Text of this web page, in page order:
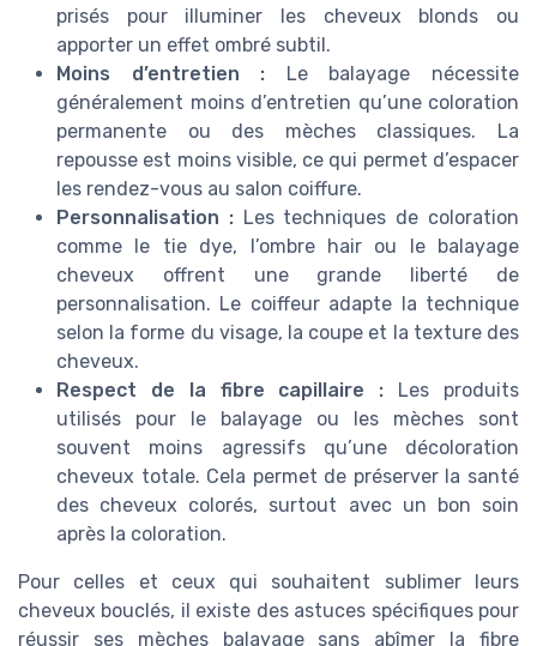
prisés pour illuminer les cheveux blonds ou
apporter un effet ombré subtil.
Moins d’entretien : Le balayage nécessite
généralement moins d’entretien qu’une coloration
permanente ou des mèches classiques. La
repousse est moins visible, ce qui permet d’espacer
les rendez-vous au salon coiffure.
Personnalisation :Les techniques de coloration
comme le tie dye, l’ombre hair ou le balayage
cheveux offrent une grande liberté de
personnalisation. Le coiffeur adapte la technique
selon la forme du visage, la coupe et la texture des
cheveux.
Respect de la fibre capillaire : Les produits
utilisés pour le balayage ou les mèches sont
souvent moins agressifs qu’une décoloration
cheveux totale. Cela permet de préserver la santé
des cheveux colorés, surtout avec un bon soin
après la coloration.
Pour celles et ceux qui souhaitent sublimer leurs
cheveux bouclés, il existe des astuces spécifiques pour
réussir ses mèches balayage sans abîmer la fibre